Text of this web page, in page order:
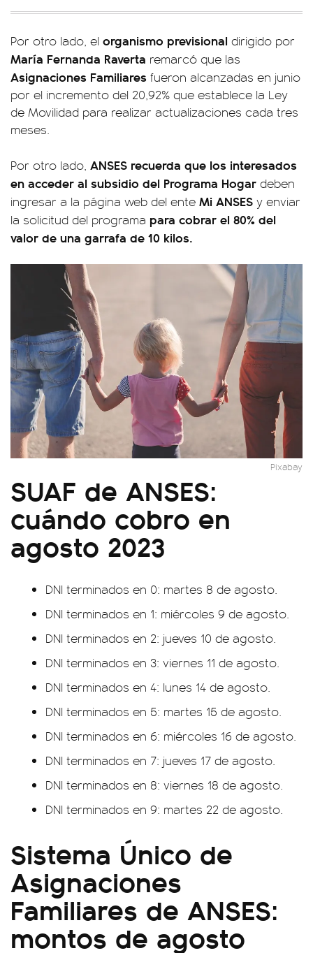
Por otro lado, el organismo previsional dirigido por
María Fernanda Raverta remarcó que las
Asignaciones Familiares fueron alcanzadas en junio
por el incremento del 20,92% que establece la Ley
de Movilidad para realizar actualizaciones cada tres
meses.
Por otro lado, ANSES recuerda que los interesados
en acceder al subsidio del Programa Hogar deben
ingresar a la página web del ente Mi ANSES y enviar
la solicitud del programa para cobrar el 80% del
valor de una garrafa de 10 kilos.
Pixabay
SUAF de ANSES:
cuándo cobro en
agosto 2023
DNI terminados en 0: martes 8 de agosto.
DNI terminados en 1: miércoles 9 de agosto.
DNI terminados en 2: jueves 10 de agosto.
DNI terminados en 3: viernes 11 de agosto.
DNI terminados en 4: lunes 14 de agosto.
DNI terminados en 5: martes 15 de agosto.
DNI terminados en 6: miércoles 16 de agosto.
DNI terminados en 7: jueves 17 de agosto.
DNI terminados en 8: viernes 18 de agosto.
DNI terminados en 9: martes 22 de agosto.
Sistema Único de
Asignaciones
Familiares de ANSES:
montos de agosto